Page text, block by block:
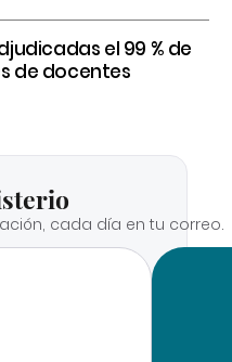
el 99 % de
de docentes
cada día en tu correo.